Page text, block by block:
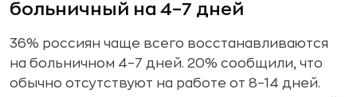
больничный на 4–7 дней
36% россиян чаще всего восстанавливаются
на больничном 4–7 дней. 20% сообщили, что
обычно отсутствуют на работе от 8–14 дней.